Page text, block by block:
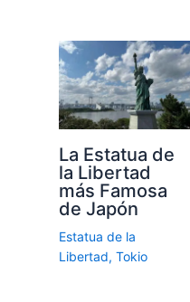
La Estatua de
la Libertad
más Famosa
de Japón
Estatua de la
Libertad, Tokio